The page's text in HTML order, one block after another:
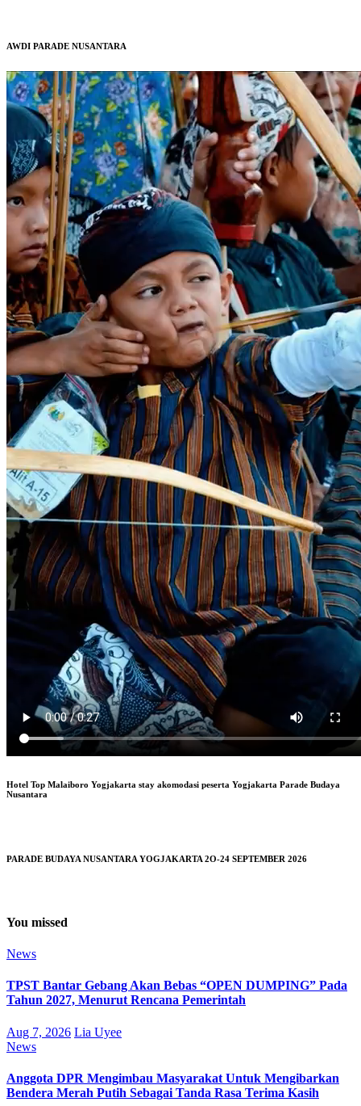
AWDI PARADE NUSANTARA
Hotel Top Malaiboro Yogjakarta stay akomodasi peserta Yogjakarta Parade Budaya
Nusantara
PARADE BUDAYA NUSANTARA YOGJAKARTA 2O-24 SEPTEMBER 2026
You missed
News
TPST Bantar Gebang Akan Bebas “OPEN DUMPING” Pada
Tahun 2027, Menurut Rencana Pemerintah
Aug 7, 2026 Lia Uyee
News
Anggota DPR Mengimbau Masyarakat Untuk Mengibarkan
Bendera Merah Putih Sebagai Tanda Rasa Terima Kasih